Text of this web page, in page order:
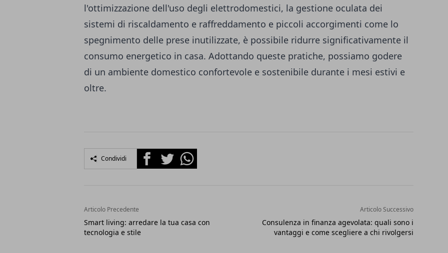
l'ottimizzazione dell'uso degli elettrodomestici, la gestione oculata dei
sistemi di riscaldamento e raffreddamento e piccoli accorgimenti come lo
spegnimento delle prese inutilizzate, è possibile ridurre significativamente il
consumo energetico in casa. Adottando queste pratiche, possiamo godere
di un ambiente domestico confortevole e sostenibile durante i mesi estivi e
oltre.
Condividi FacebookTwitterWhatsapp
Articolo Precedente
Smart living: arredare la tua casa con
tecnologia e stile
Articolo Successivo
Consulenza in finanza agevolata: quali sono i
vantaggi e come scegliere a chi rivolgersi